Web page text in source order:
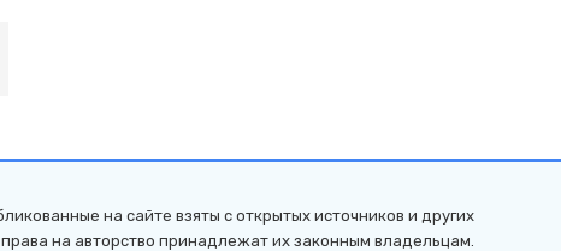
на сайте взяты с открытых источников и других
на авторство принадлежат их законным владельцам.